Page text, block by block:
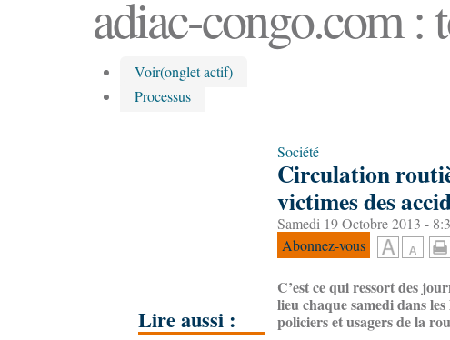
adiac-congo.com :
Voir(onglet actif)
Processus
Lire aussi :
Société
Circulation
victimes des
Samedi 19 Octobre 2013 -
Abonnez-vous
C’est ce qui ressort des
lieu chaque samedi dans
policiers et usagers de la